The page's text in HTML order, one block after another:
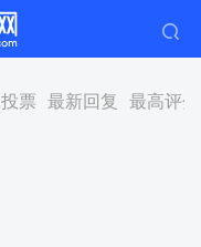
投票 最新回复 最高评分